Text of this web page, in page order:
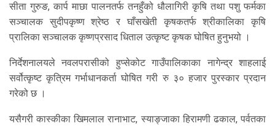
सीता गुरुङ, कार्प माछा पालनतर्फ तनहुँको धौलागिरी कृषि तथा पशु फर्मका
सञ्चालक सुदीपकृष्ण श्रेष्ठ र घाँसखेती कृषकतर्फ श्रीकालिका कृषि
प्रालिका सञ्चालक कृष्णप्रसाद धिताल उत्कृष्ट कृषक घोषित हुनुभयो ।
निर्देशनालयले नवलपरासीको हुप्सेकोट गाउँपालिकाका नागेन्द्र शाहलाई
सर्वोत्कृष्ट कृत्रिम गर्भाधानकर्ता घोषित गरी रु ३० हजार पुरस्कार प्रदान
गरेको छ ।
यसैगरी कास्कीका खिमलाल रानाभाट, स्याङ्जाका हिरामणी ढकाल, पर्वतका